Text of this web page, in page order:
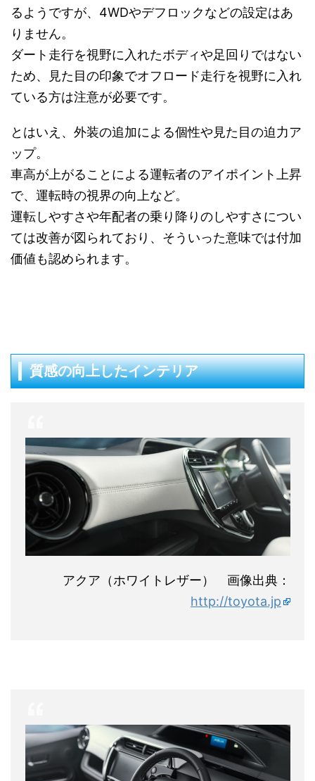
るようですが、4WDやデフロックなどの設定はあ
りません。
ダート走行を視野に入れたボディや足回りではない
ため、見た目の印象でオフロード走行を視野に入れ
ている方は注意が必要です。
とはいえ、外装の追加による個性や見た目の迫力ア
ップ。
車高が上がることによる運転者のアイポイント上昇
で、運転時の視界の向上など。
運転しやすさや年配者の乗り降りのしやすさについ
ては改善が図られており、そういった意味では付加
価値も認められます。
質感の向上したインテリア
アクア（ホワイトレザー） 画像出典：
http://toyota.jp